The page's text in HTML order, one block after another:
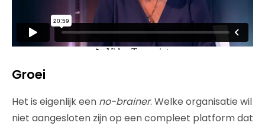
Groei
Het is eigenlijk een no-brainer. Welke organisatie wil
niet aangesloten zijn op een compleet platform dat